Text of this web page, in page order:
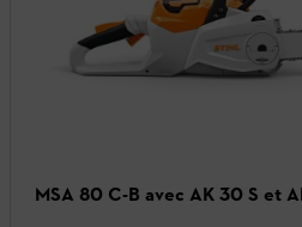
MSA 80 C-B avec AK 30 S et